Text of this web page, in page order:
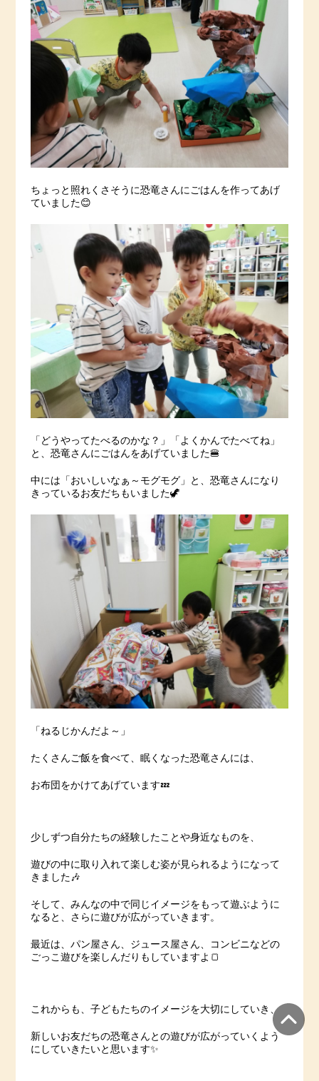
ちょっと照れくさそうに恐竜さんにごはんを作ってあげ
ていました😊
「どうやってたべるのかな？」「よくかんでたべてね」
と、恐竜さんにごはんをあげていました🍔
中には「おいしいなぁ～モグモグ」と、恐竜さんになり
きっているお友だちもいました🦖
「ねるじかんだよ～」
たくさんご飯を食べて、眠くなった恐竜さんには、
お布団をかけてあげています💤
少しずつ自分たちの経験したことや身近なものを、
遊びの中に取り入れて楽しむ姿が見られるようになって
きました🎶
そして、みんなの中で同じイメージをもって遊ぶように
なると、さらに遊びが広がっていきます。
最近は、パン屋さん、ジュース屋さん、コンビニなどの
ごっこ遊びを楽しんだりもしていますよ🍞
これからも、子どもたちのイメージを大切にしていき、
新しいお友だちの恐竜さんとの遊びが広がっていくよう
にしていきたいと思います✨